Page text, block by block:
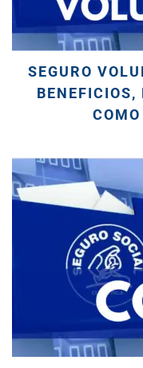
SEGURO
BENEFICIOS,